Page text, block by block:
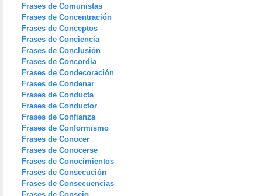
Frases de Comunistas
Frases de Concentración
Frases de Conceptos
Frases de Conciencia
Frases de Conclusión
Frases de Concordia
Frases de Condecoración
Frases de Condenar
Frases de Conducta
Frases de Conductor
Frases de Confianza
Frases de Conformismo
Frases de Conocer
Frases de Conocerse
Frases de Conocimientos
Frases de Consecución
Frases de Consecuencias